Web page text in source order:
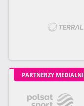
PARTNERZY MEDIALNI